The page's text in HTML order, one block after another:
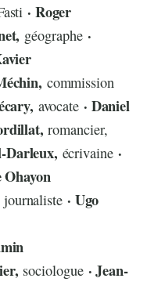
· Roger
géographe ·
commission
avocate· Daniel
romancier,
Darleux, écrivaine·
Ohayon
journaliste· Ugo
sociologue · Jean-